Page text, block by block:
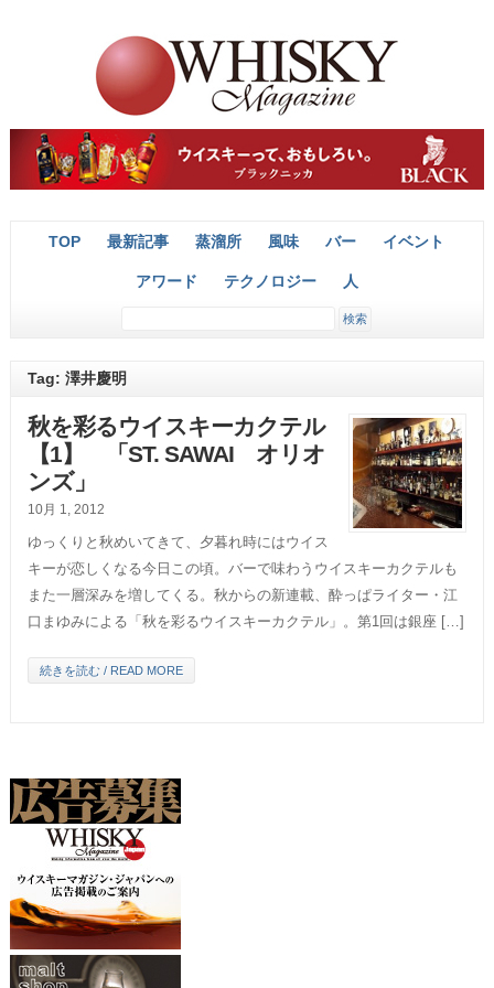
TOP 最新記事 蒸溜所 風味 バー イベント
アワード テクノロジー 人
Tag: 澤井慶明
秋を彩るウイスキーカクテル
【1】 「ST. SAWAI オリオ
ンズ」
10月 1, 2012
ゆっくりと秋めいてきて、夕暮れ時にはウイス
キーが恋しくなる今日この頃。バーで味わうウイスキーカクテルも
また一層深みを増してくる。秋からの新連載、酔っぱライター・江
口まゆみによる「秋を彩るウイスキーカクテル」。第1回は銀座 […]
続きを読む / READ MORE